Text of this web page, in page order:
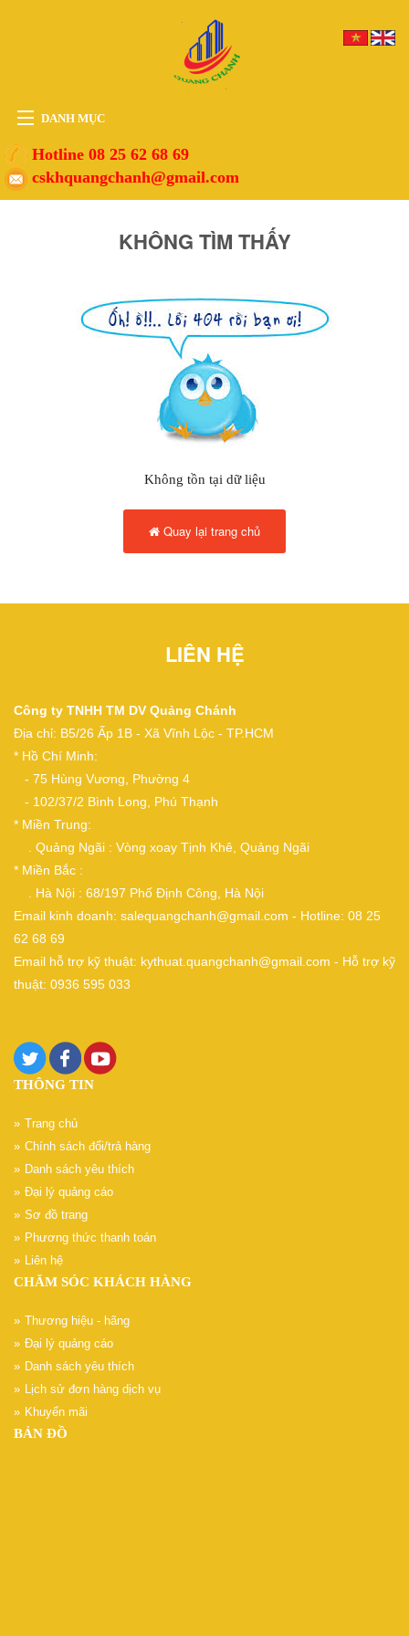
DANH MỤC
HOME
THIẾT BỊ
Hotline 08 25 62 68 69
cskhquangchanh@gmail.com
KHÔNG TÌM THẤY
Không tồn tại dữ liệu
Quay lại trang chủ
LIÊN HỆ
Công ty TNHH TM DV Quảng Chánh
Địa chỉ: B5/26 Ấp 1B - Xã Vĩnh Lộc - TP.HCM
* Hồ Chí Minh:
- 75 Hùng Vương, Phường 4
- 102/37/2 Bình Long, Phú Thạnh
* Miền Trung:
. Quảng Ngãi : Vòng xoay Tịnh Khê, Quảng Ngãi
* Miền Bắc :
. Hà Nội : 68/197 Phố Định Công, Hà Nội
Email kinh doanh: salequangchanh@gmail.com - Hotline: 08 25
62 68 69
Email hỗ trợ kỹ thuật: kythuat.quangchanh@gmail.com - Hỗ trợ kỹ
thuật: 0936 595 033
THÔNG TIN
Trang chủ
Chính sách đổi/trả hàng
Danh sách yêu thích
Đại lý quảng cáo
Sơ đồ trang
Phương thức thanh toán
Liên hệ
CHĂM SÓC KHÁCH HÀNG
Thương hiệu - hãng
Đại lý quảng cáo
Danh sách yêu thích
Lịch sử đơn hàng dịch vụ
Khuyến mãi
BẢN ĐỒ